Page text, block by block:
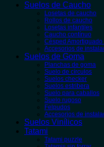
Suelos de Caucho
Losetas de caucho
Rollos de caucho
Losetas infantiles
Caucho contínuo
Césped Amortiguado
Accesorios de
Suelos de Goma
Planchas de goma
Suelo de círculos
Suelos checker
Suelos estribera
Suelo para caballos
Suelo rugoso
Felpudos
Accesorios de
Suelos Vinílicos
Tatami
Tatami puzzle